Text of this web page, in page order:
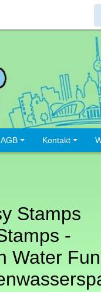
AGB Kontakt
Stamps
-
Water